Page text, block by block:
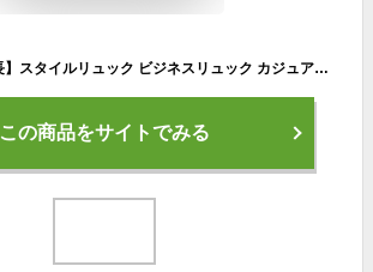
【高評価・保証延長】スタイルリュック ビジネスリュック カジュアル リュック パソコン 収納 大容量 メンズ レディース レディースバッグ 防水 出張 ウォーキング メンズバック ipad ポケット 撥水加工 防水 旅行 かっこいい カバン ブラック
この商品をサイトでみる